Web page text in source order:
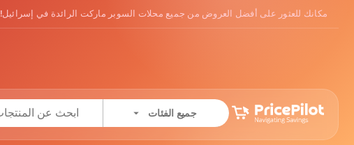
مكانك للعثور على أفضل العروض من جميع محلات السوبر ماركت الرائدة في إسرائيل!
جميع الفئات arrow_drop_down